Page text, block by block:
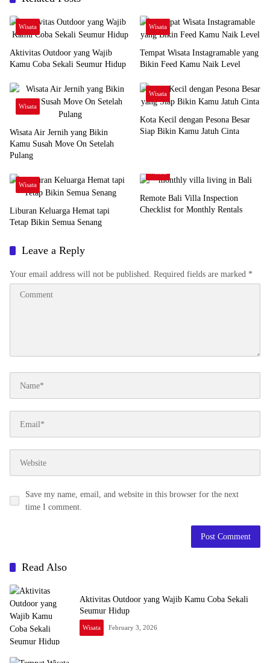
Wisata
Aktivitas Outdoor yang Wajib
Kamu Coba Sekali Seumur Hidup
Wisata
Tempat Wisata Instagramable yang
Bikin Feed Kamu Naik Level
Wisata
Wisata Air Jernih yang Bikin
Kamu Susah Move On Setelah
Pulang
Wisata
Kota Kecil dengan Pesona Besar
Siap Bikin Kamu Jatuh Cinta
Wisata
Liburan Keluarga Hemat tapi
Tetap Bikin Semua Senang
Remote Bali Villa Inspection
Checklist for Monthly Rentals
Leave a Reply
Your email address will not be published. Required fields are marked *
Save my name, email, and website in this browser for the next
time I comment.
Read Also
Aktivitas Outdoor yang Wajib Kamu Coba Sekali
Seumur Hidup
Wisata February 3, 2026